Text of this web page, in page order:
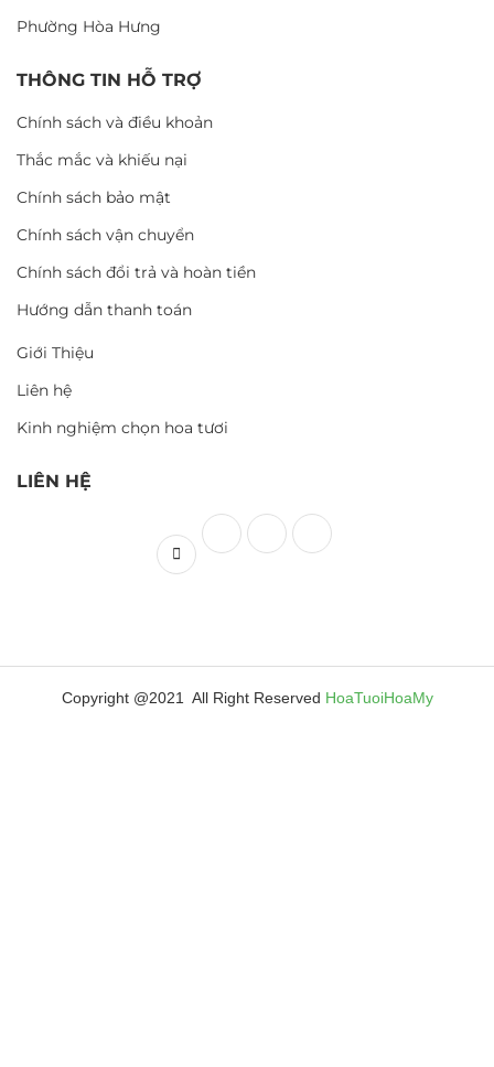
Phường Hòa Hưng
THÔNG TIN HỖ TRỢ
Chính sách và điều khoản
Thắc mắc và khiếu nại
Chính sách bảo mật
Chính sách vận chuyển
Chính sách đổi trả và hoàn tiền
Hướng dẫn thanh toán
Giới Thiệu
Liên hệ
Kinh nghiệm chọn hoa tươi
LIÊN HỆ
Copyright @2021 All Right Reserved HoaTuoiHoaMy